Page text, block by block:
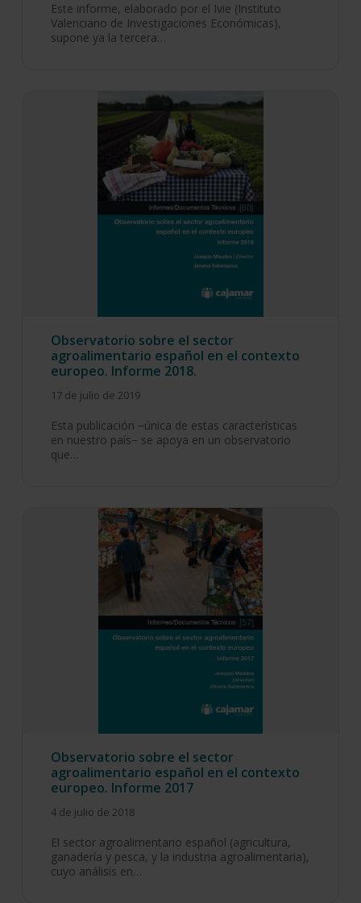
Este informe, elaborado por el Ivie (Instituto
Valenciano de Investigaciones Económicas),
supone ya la tercera…
Observatorio sobre el sector
agroalimentario español en el contexto
europeo. Informe 2018.
17 de julio de 2019
Esta publicación −única de estas características
en nuestro país− se apoya en un observatorio
que…
Observatorio sobre el sector
agroalimentario español en el contexto
europeo. Informe 2017
4 de julio de 2018
El sector agroalimentario español (agricultura,
ganadería y pesca, y la industria agroalimentaria),
cuyo análisis en…